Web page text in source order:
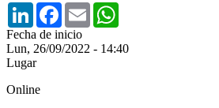
LinkedInFacebook
Email
Fecha de inicio
Lun, 26/09/2022 - 14:40
Lugar
Online